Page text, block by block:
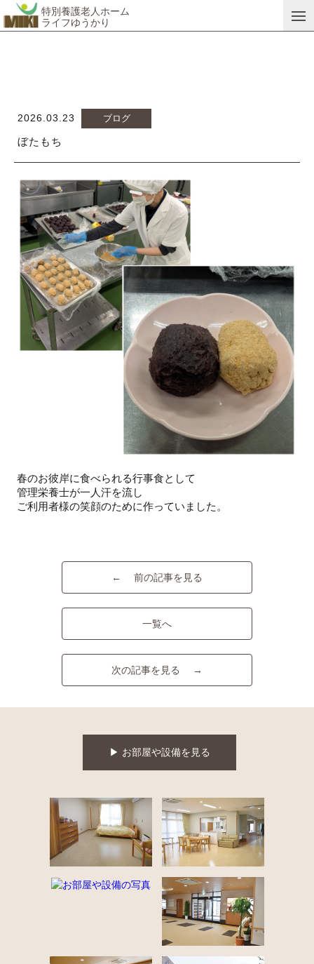
特別養護老人ホーム
ライフゆうかり
2026.03.23 ブログ
ぼたもち
春のお彼岸に食べられる行事食として
管理栄養士が一人汗を流し
ご利用者様の笑顔のために作っていました。
← 前の記事を見る
一覧へ
次の記事を見る →
▶︎ お部屋や設備を見る